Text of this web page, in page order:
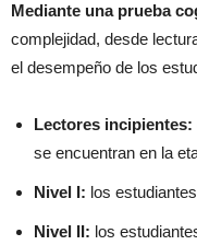
Mediante una prueba
complejidad, desde
el desempeño de los
Lectores incipientes:
se encuentran en la
Nivel I: los
Nivel II: los